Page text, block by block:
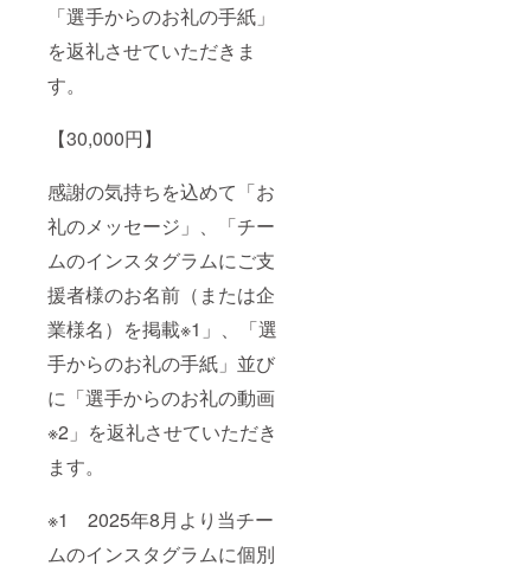
「選手からのお礼の手紙」
を返礼させていただきま
す。
【30,000円】
感謝の気持ちを込めて「お
礼のメッセージ」、「チー
ムのインスタグラムにご支
援者様のお名前（または企
業様名）を掲載※1」、「選
手からのお礼の手紙」並び
に「選手からのお礼の動画
※2」を返礼させていただき
ます。
※1 2025年8月より当チー
ムのインスタグラムに個別